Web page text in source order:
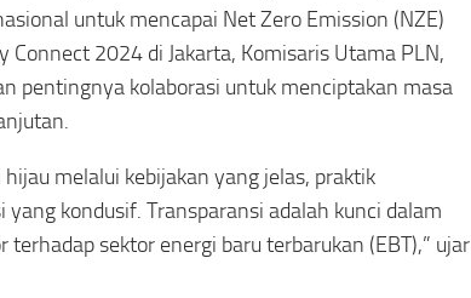
untuk mencapai Net Zero Emission (NZE)
Connect 2024 di Jakarta, Komisaris Utama PLN,
pentingnya kolaborasi untuk menciptakan masa
melalui kebijakan yang jelas, praktik
kondusif. Transparansi adalah kunci dalam
sektor energi baru terbarukan (EBT),” ujar